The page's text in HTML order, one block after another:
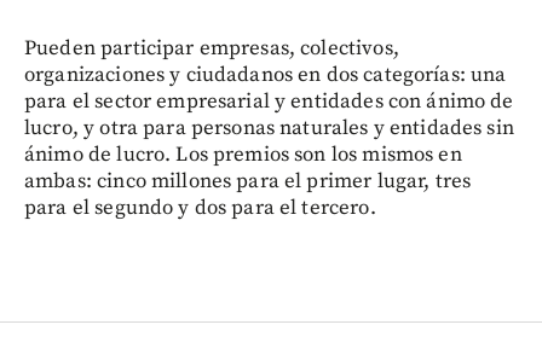
Pueden participar empresas, colectivos,
organizaciones y ciudadanos en dos categorías: una
para el sector empresarial y entidades con ánimo de
lucro, y otra para personas naturales y entidades sin
ánimo de lucro. Los premios son los mismos en
ambas: cinco millones para el primer lugar, tres
para el segundo y dos para el tercero.